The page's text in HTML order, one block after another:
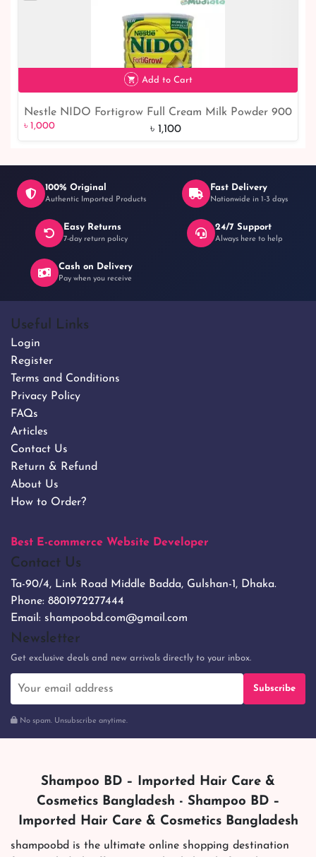
৳ 3,300
৳ 1,0009% off
Add to Cart
Nestle NIDO Fortigrow Full Cream Milk Powder 900
gm TIN
৳ 1,000 ৳ 1,100
100% Original
Authentic Imported Products
Fast Delivery
Nationwide in 1-3 days
Easy Returns
7-day return policy
24/7 Support
Always here to help
Cash on Delivery
Pay when you receive
Useful Links
Login
Register
Terms and Conditions
Privacy Policy
FAQs
Articles
Contact Us
Return & Refund
About Us
How to Order?
Best E-commerce Website Developer
Contact Us
Ta-90/4, Link Road Middle Badda, Gulshan-1, Dhaka.
Phone: 8801972277444
Email: shampoobd.com@gmail.com
Newsletter
Get exclusive deals and new arrivals directly to your inbox.
Subscribe
No spam. Unsubscribe anytime.
Shampoo BD – Imported Hair Care &
Cosmetics Bangladesh - Shampoo BD –
Imported Hair Care & Cosmetics Bangladesh
shampoobd is the ultimate online shopping destination